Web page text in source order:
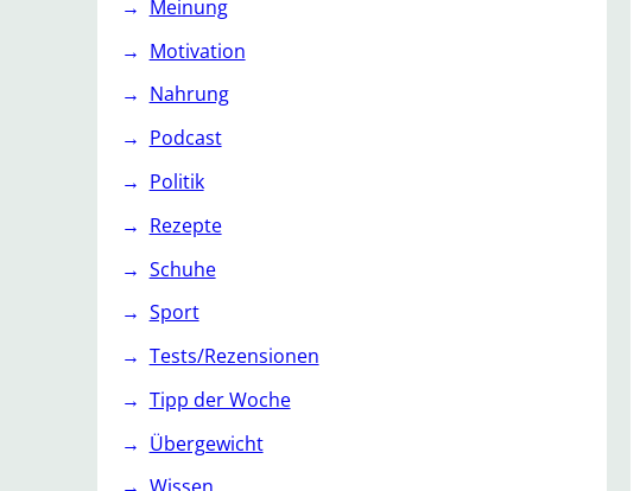
Meinung
Motivation
Nahrung
Podcast
Politik
Rezepte
Schuhe
Sport
Tests/Rezensionen
Tipp der Woche
Übergewicht